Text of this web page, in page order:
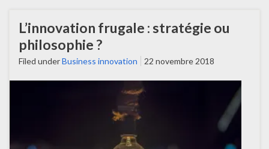
L’innovation frugale : stratégie ou
philosophie ?
Filed underBusiness innovation 22 novembre 2018